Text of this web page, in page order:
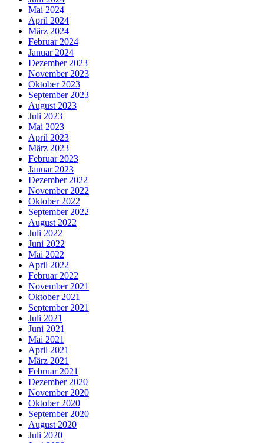
Mai 2024
April 2024
März 2024
Februar 2024
Januar 2024
Dezember 2023
November 2023
Oktober 2023
September 2023
August 2023
Juli 2023
Mai 2023
April 2023
März 2023
Februar 2023
Januar 2023
Dezember 2022
November 2022
Oktober 2022
September 2022
August 2022
Juli 2022
Juni 2022
Mai 2022
April 2022
Februar 2022
November 2021
Oktober 2021
September 2021
Juli 2021
Juni 2021
Mai 2021
April 2021
März 2021
Februar 2021
Dezember 2020
November 2020
Oktober 2020
September 2020
August 2020
Juli 2020